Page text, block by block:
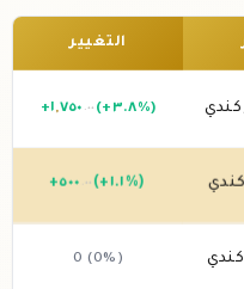
التغيير
كندي +١,٧٥٠ .٠٠ (+٣.٨%)
كندي +٥٠٠ .٠٠ (+١.١%)
كندي 0 (0%)